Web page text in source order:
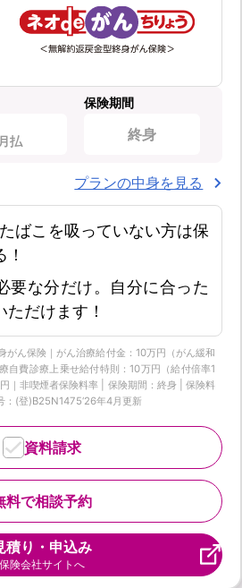
保険期間
終身
プランの中身を見る
ばこを吸っていない方は保
要な分だけ。自分に合った
だけます！
がん保険｜がん治療給付金：10万円（がん緩和
自費診療上乗せ給付特則：10万円（給付倍率1
｜非喫煙者保険料率 | 保険期間：終身 | 保険料
：(登)B25N1475‘26年4月更新
料で相談予約
資料請求
積り・申込み
保険会社サイトへ